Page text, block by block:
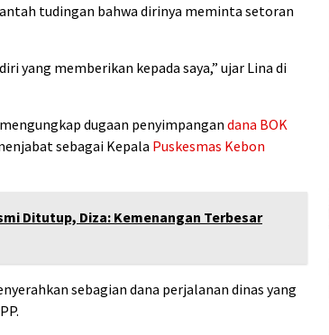
tudingan bahwa dirinya meminta setoran
yang memberikan kepada saya,” ujar Lina di
dugaan penyimpangan dana BOK
sebagai Kepala Puskesmas Kebon
Ditutup, Diza: Kemenangan Terbesar
sebagian dana perjalanan dinas yang